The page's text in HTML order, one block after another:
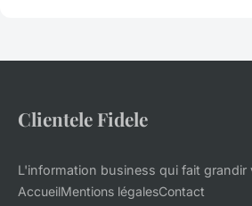
Clientele Fidele
L'information business qui fait grandir
AccueilMentions légalesContact